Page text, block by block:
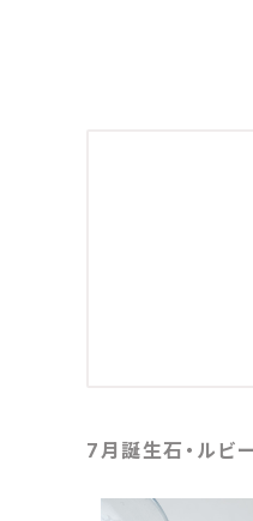
7月誕生石・ルビー